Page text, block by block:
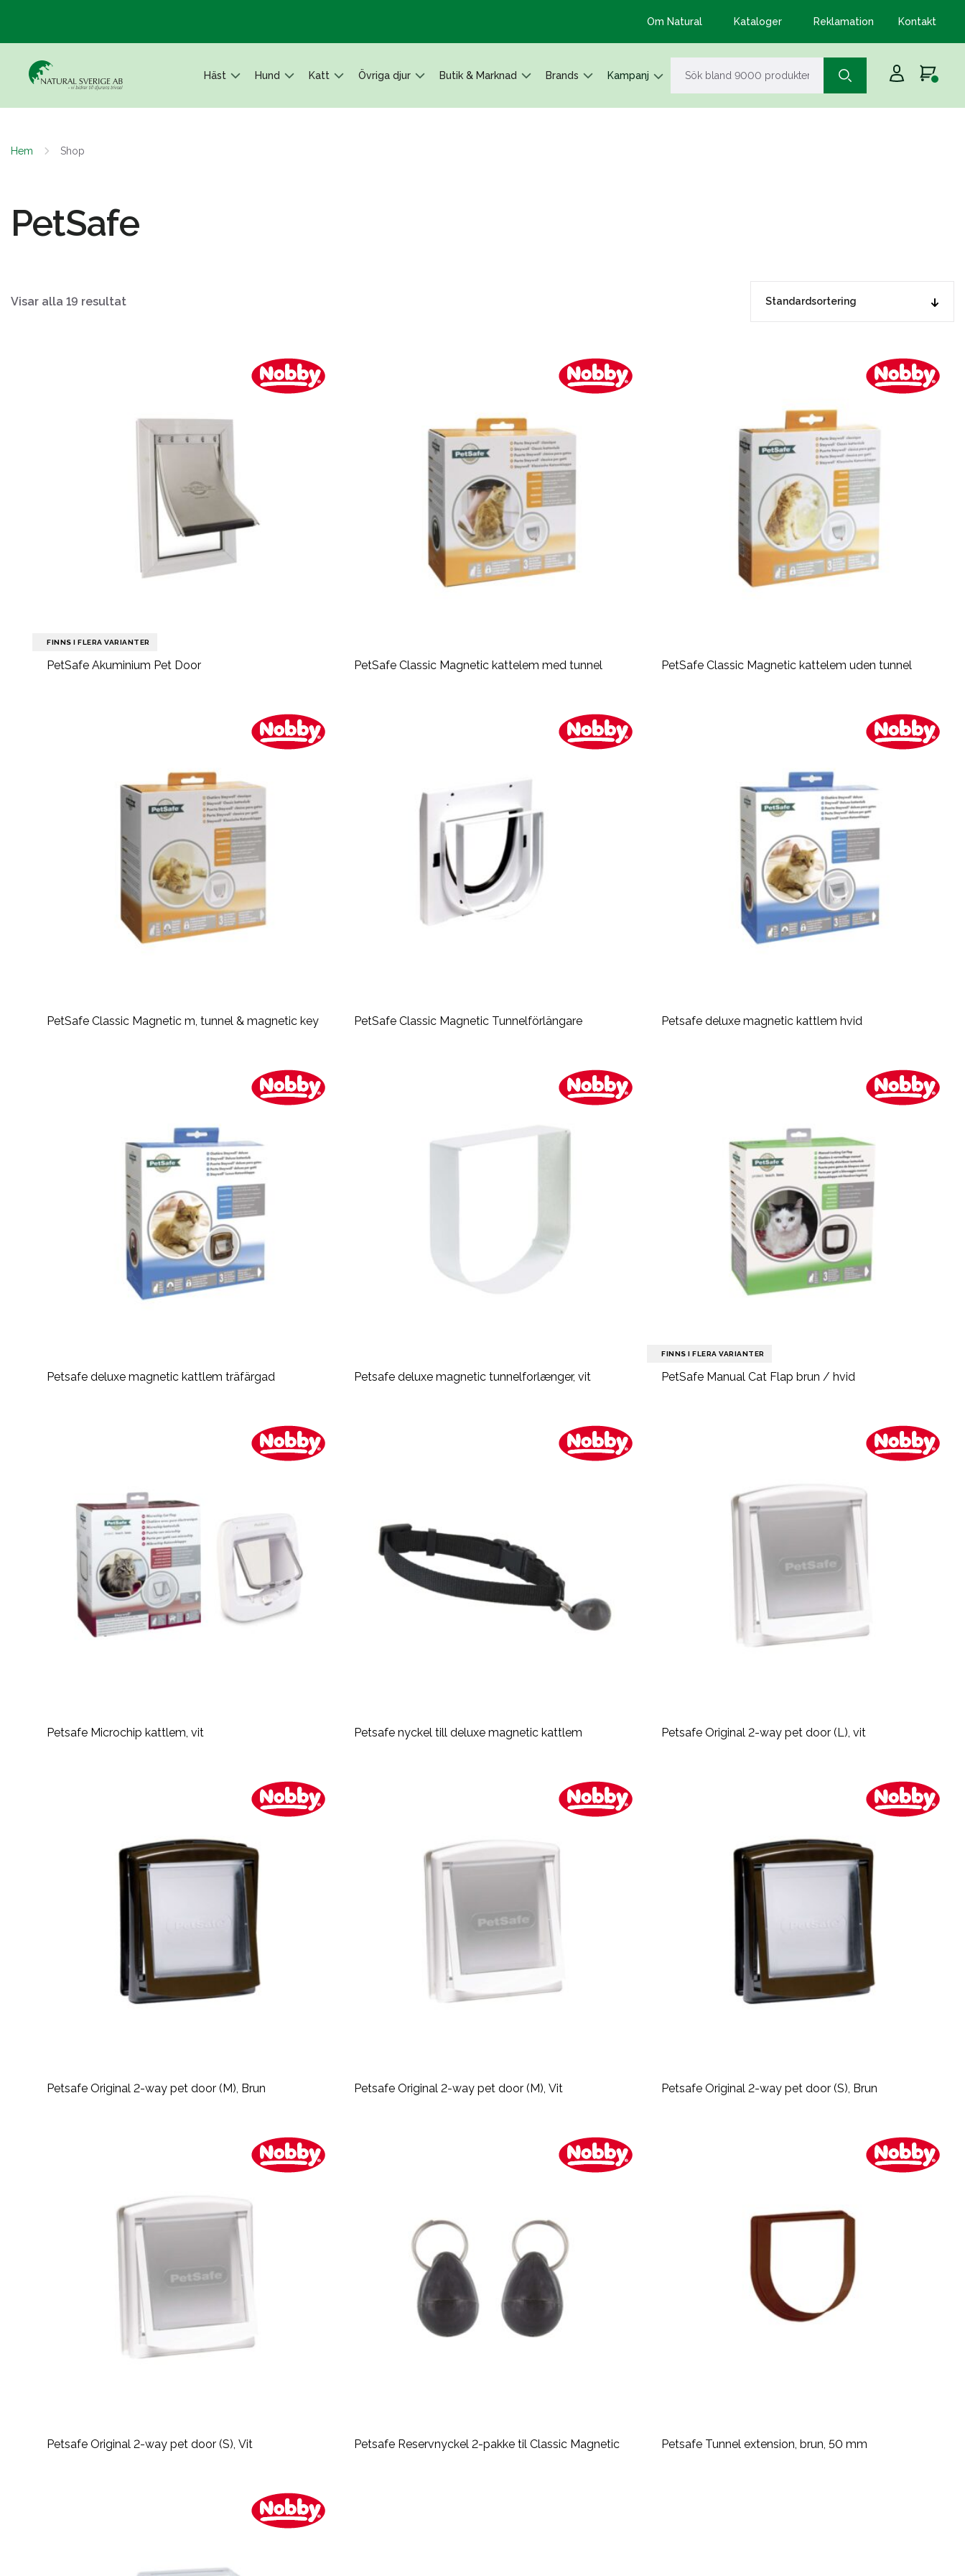
Om Natural Kataloger Reklamation Kontakt
Häst Hund Katt Övriga djur Butik & Marknad Brands Kampanj
Hem Shop
PetSafe
Visar alla 19 resultat
FINNS I FLERA VARIANTER
PetSafe Akuminium Pet Door PetSafe Classic Magnetic kattelem med tunnel PetSafe Classic Magnetic kattelem uden tunnel
PetSafe Classic Magnetic m, tunnel & magnetic key PetSafe Classic Magnetic Tunnelförlängare Petsafe deluxe magnetic kattlem hvid
Petsafe deluxe magnetic kattlem träfärgad Petsafe deluxe magnetic tunnelforlænger, vit
FINNS I FLERA VARIANTER
PetSafe Manual Cat Flap brun / hvid
Petsafe Microchip kattlem, vit Petsafe nyckel till deluxe magnetic kattlem Petsafe Original 2-way pet door (L), vit
Petsafe Original 2-way pet door (M), Brun Petsafe Original 2-way pet door (M), Vit Petsafe Original 2-way pet door (S), Brun
Petsafe Original 2-way pet door (S), Vit Petsafe Reservnyckel 2-pakke til Classic Magnetic Petsafe Tunnel extension, brun, 50 mm